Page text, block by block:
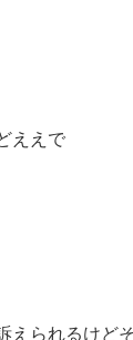
ええで
えられるけど